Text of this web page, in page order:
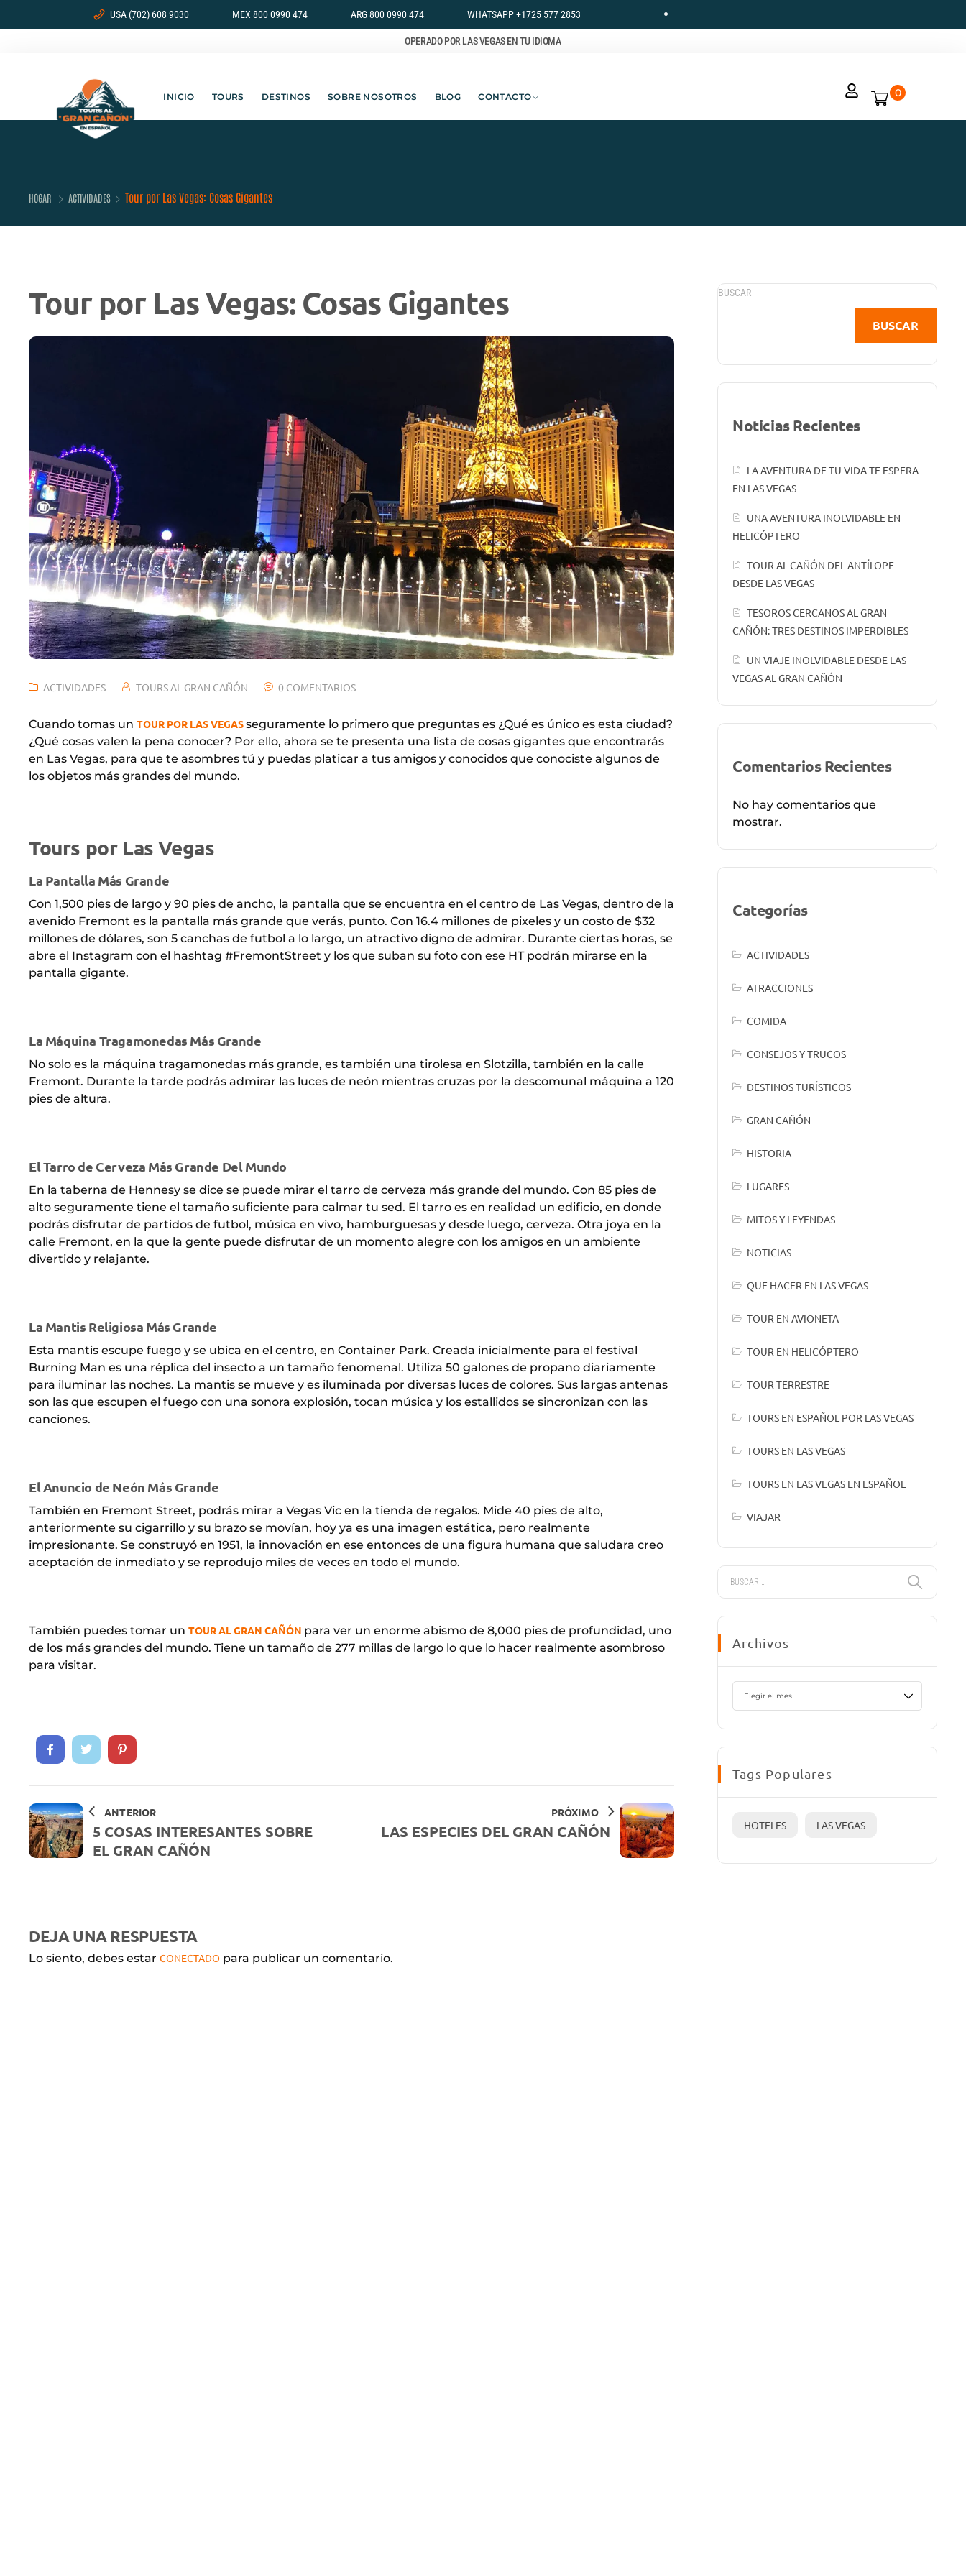
USA (702) 608 9030 MEX 800 0990 474 ARG 800 0990 474 WHATSAPP +1725 577 2853
OPERADO POR LAS VEGAS EN TU IDIOMA
INICIO TOURS DESTINOS SOBRE NOSOTROS BLOG CONTACTO 0
HOGAR ACTIVIDADES Tour por Las Vegas: Cosas Gigantes
Tour por Las Vegas: Cosas Gigantes
ACTIVIDADES TOURS AL GRAN CAÑÓN 0 COMENTARIOS
Cuando tomas un TOUR POR LAS VEGASseguramente lo primero que preguntas es ¿Qué es único es esta ciudad?
¿Qué cosas valen la pena conocer? Por ello, ahora se te presenta una lista de cosas gigantes que encontrarás
en Las Vegas, para que te asombres tú y puedas platicar a tus amigos y conocidos que conociste algunos de
los objetos más grandes del mundo.
Tours por Las Vegas
La Pantalla Más Grande
Con 1,500 pies de largo y 90 pies de ancho, la pantalla que se encuentra en el centro de Las Vegas, dentro de la
avenido Fremont es la pantalla más grande que verás, punto. Con 16.4 millones de pixeles y un costo de $32
millones de dólares, son 5 canchas de futbol a lo largo, un atractivo digno de admirar. Durante ciertas horas, se
abre el Instagram con el hashtag #FremontStreet y los que suban su foto con ese HT podrán mirarse en la
pantalla gigante.
La Máquina Tragamonedas Más Grande
No solo es la máquina tragamonedas más grande, es también una tirolesa en Slotzilla, también en la calle
Fremont. Durante la tarde podrás admirar las luces de neón mientras cruzas por la descomunal máquina a 120
pies de altura.
El Tarro de Cerveza Más Grande Del Mundo
En la taberna de Hennesy se dice se puede mirar el tarro de cerveza más grande del mundo. Con 85 pies de
alto seguramente tiene el tamaño suficiente para calmar tu sed. El tarro es en realidad un edificio, en donde
podrás disfrutar de partidos de futbol, música en vivo, hamburguesas y desde luego, cerveza. Otra joya en la
calle Fremont, en la que la gente puede disfrutar de un momento alegre con los amigos en un ambiente
divertido y relajante.
La Mantis Religiosa Más Grande
Esta mantis escupe fuego y se ubica en el centro, en Container Park. Creada inicialmente para el festival
Burning Man es una réplica del insecto a un tamaño fenomenal. Utiliza 50 galones de propano diariamente
para iluminar las noches. La mantis se mueve y es iluminada por diversas luces de colores. Sus largas antenas
son las que escupen el fuego con una sonora explosión, tocan música y los estallidos se sincronizan con las
canciones.
El Anuncio de Neón Más Grande
También en Fremont Street, podrás mirar a Vegas Vic en la tienda de regalos. Mide 40 pies de alto,
anteriormente su cigarrillo y su brazo se movían, hoy ya es una imagen estática, pero realmente
impresionante. Se construyó en 1951, la innovación en ese entonces de una figura humana que saludara creo
aceptación de inmediato y se reprodujo miles de veces en todo el mundo.
También puedes tomar un TOUR AL GRAN CAÑÓN para ver un enorme abismo de 8,000 pies de profundidad, uno
de los más grandes del mundo. Tiene un tamaño de 277 millas de largo lo que lo hacer realmente asombroso
para visitar.
ANTERIOR
5 COSAS INTERESANTES SOBRE
EL GRAN CAÑÓN
PRÓXIMO
LAS ESPECIES DEL GRAN CAÑÓN
DEJA UNA RESPUESTA
Lo siento, debes estar CONECTADO para publicar un comentario.
BUSCAR
BUSCAR
Noticias Recientes
LA AVENTURA DE TU VIDA TE ESPERA
EN LAS VEGAS
UNA AVENTURA INOLVIDABLE EN
HELICÓPTERO
TOUR AL CAÑÓN DEL ANTÍLOPE
DESDE LAS VEGAS
TESOROS CERCANOS AL GRAN
CAÑÓN: TRES DESTINOS IMPERDIBLES
UN VIAJE INOLVIDABLE DESDE LAS
VEGAS AL GRAN CAÑÓN
Comentarios Recientes
No hay comentarios que
mostrar.
Categorías
ACTIVIDADES
ATRACCIONES
COMIDA
CONSEJOS Y TRUCOS
DESTINOS TURÍSTICOS
GRAN CAÑÓN
HISTORIA
LUGARES
MITOS Y LEYENDAS
NOTICIAS
QUE HACER EN LAS VEGAS
TOUR EN AVIONETA
TOUR EN HELICÓPTERO
TOUR TERRESTRE
TOURS EN ESPAÑOL POR LAS VEGAS
TOURS EN LAS VEGAS
TOURS EN LAS VEGAS EN ESPAÑOL
VIAJAR
Archivos
Tags Populares
HOTELES LAS VEGAS